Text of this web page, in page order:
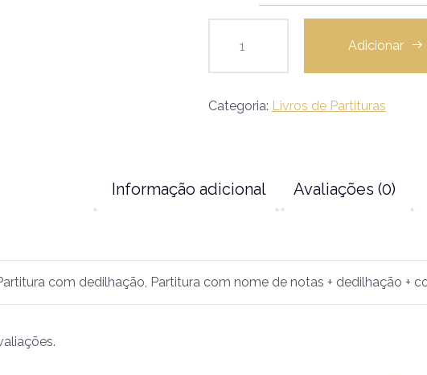
Adicionar
Categoria: Livros de Partituras
Informação adicional Avaliações (0)
com dedilhação, Partitura com nome de notas + dedilhação +